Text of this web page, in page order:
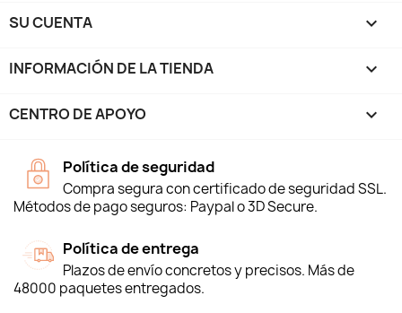
SU CUENTA 
INFORMACIÓN DE LA TIENDA keyboard_arrow_down
CENTRO DE APOYO 
Política de seguridad
Compra segura con certificado de seguridad SSL.
Métodos de pago seguros: Paypal o 3D Secure.
Política de entrega
Plazos de envío concretos y precisos. Más de
48000 paquetes entregados.